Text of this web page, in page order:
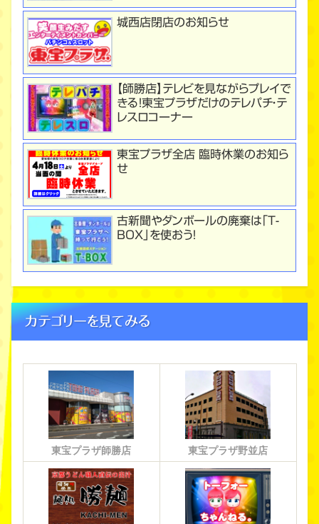
城西店閉店のお知らせ
【師勝店】テレビを見ながらプレイで
きる！東宝プラザだけのテレパチ・テ
レスロコーナー
東宝プラザ全店 臨時休業のお知ら
せ
古新聞やダンボールの廃棄は「T-
BOX」を使おう！
カテゴリーを見てみる
東宝プラザ師勝店 東宝プラザ野並店